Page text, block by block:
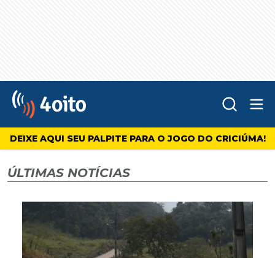
4oito
DEIXE AQUI SEU PALPITE PARA O JOGO DO CRICIÚMA!
ÚLTIMAS NOTÍCIAS